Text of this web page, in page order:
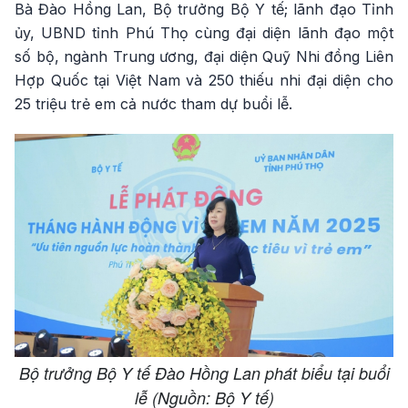
Bà Đào Hồng Lan, Bộ trưởng Bộ Y tế; lãnh đạo Tỉnh
ủy, UBND tỉnh Phú Thọ cùng đại diện lãnh đạo một
số bộ, ngành Trung ương, đại diện Quỹ Nhi đồng Liên
Hợp Quốc tại Việt Nam và 250 thiếu nhi đại diện cho
25 triệu trẻ em cả nước tham dự buổi lễ.
Bộ trưởng Bộ Y tế Đào Hồng Lan phát biểu tại buổi
lễ (Nguồn: Bộ Y tế)